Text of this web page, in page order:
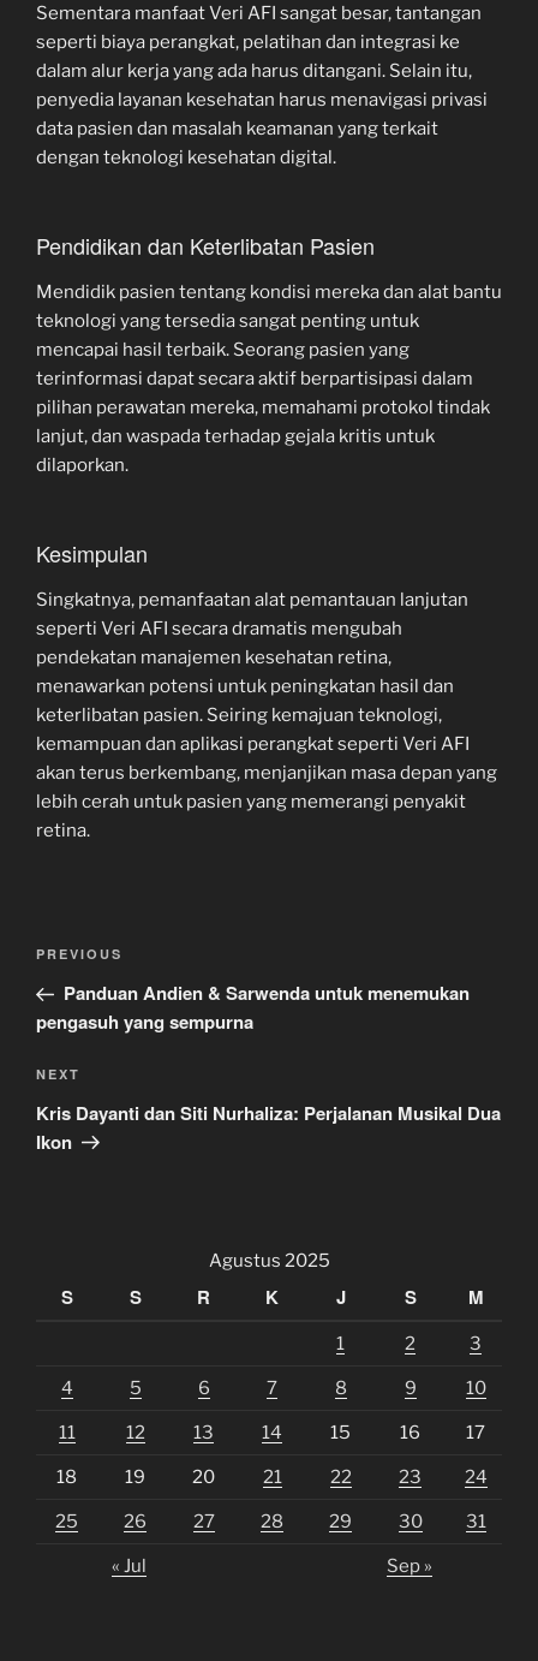
Sementara manfaat Veri AFI sangat besar, tantangan
seperti biaya perangkat, pelatihan dan integrasi ke
dalam alur kerja yang ada harus ditangani. Selain itu,
penyedia layanan kesehatan harus menavigasi privasi
data pasien dan masalah keamanan yang terkait
dengan teknologi kesehatan digital.
Pendidikan dan Keterlibatan Pasien
Mendidik pasien tentang kondisi mereka dan alat bantu
teknologi yang tersedia sangat penting untuk
mencapai hasil terbaik. Seorang pasien yang
terinformasi dapat secara aktif berpartisipasi dalam
pilihan perawatan mereka, memahami protokol tindak
lanjut, dan waspada terhadap gejala kritis untuk
dilaporkan.
Kesimpulan
Singkatnya, pemanfaatan alat pemantauan lanjutan
seperti Veri AFI secara dramatis mengubah
pendekatan manajemen kesehatan retina,
menawarkan potensi untuk peningkatan hasil dan
keterlibatan pasien. Seiring kemajuan teknologi,
kemampuan dan aplikasi perangkat seperti Veri AFI
akan terus berkembang, menjanjikan masa depan yang
lebih cerah untuk pasien yang memerangi penyakit
retina.
Navigasi
Previous
Post
PREVIOUS
Panduan Andien & Sarwenda untuk menemukan
pengasuh yang sempurna
Next
Post
NEXT
Kris Dayanti dan Siti Nurhaliza: Perjalanan Musikal Dua
Ikon
Agustus 2025
S S R K J S M
1 2 3
4 5 6 7 8 9 10
11 12 13 14 15 16 17
18 19 20 21 22 23 24
25 26 27 28 29 30 31
« Jul Sep »